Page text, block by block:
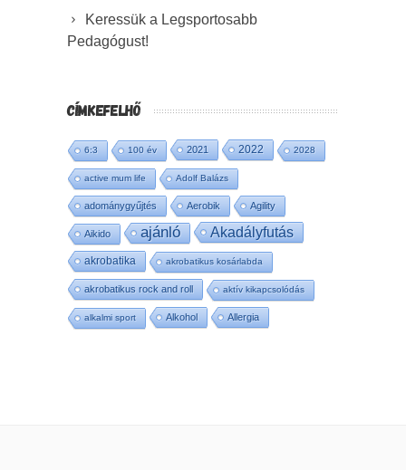
Keressük a Legsportosabb
Pedagógust!
CÍMKEFELHŐ
6:3 100 év 2021 2022 2028
active mum life Adolf Balázs
adománygyűjtés Aerobik Agility
Aikido ajánló Akadályfutás
akrobatika akrobatikus kosárlabda
akrobatikus rock and roll aktív kikapcsolódás
alkalmi sport Alkohol Allergia